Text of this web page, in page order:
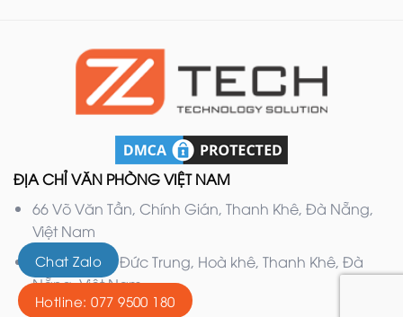
ĐỊA CHỈ VĂN PHÒNG VIỆT NAM
66 Võ Văn Tần, Chính Gián, Thanh Khê, Đà Nẵng,
Việt Nam
132 Nguyễn Đức Trung, Hoà khê, Thanh Khê, Đà
Nẵng, Việt Nam
Chat Zalo
Hotline: 077 9500 180